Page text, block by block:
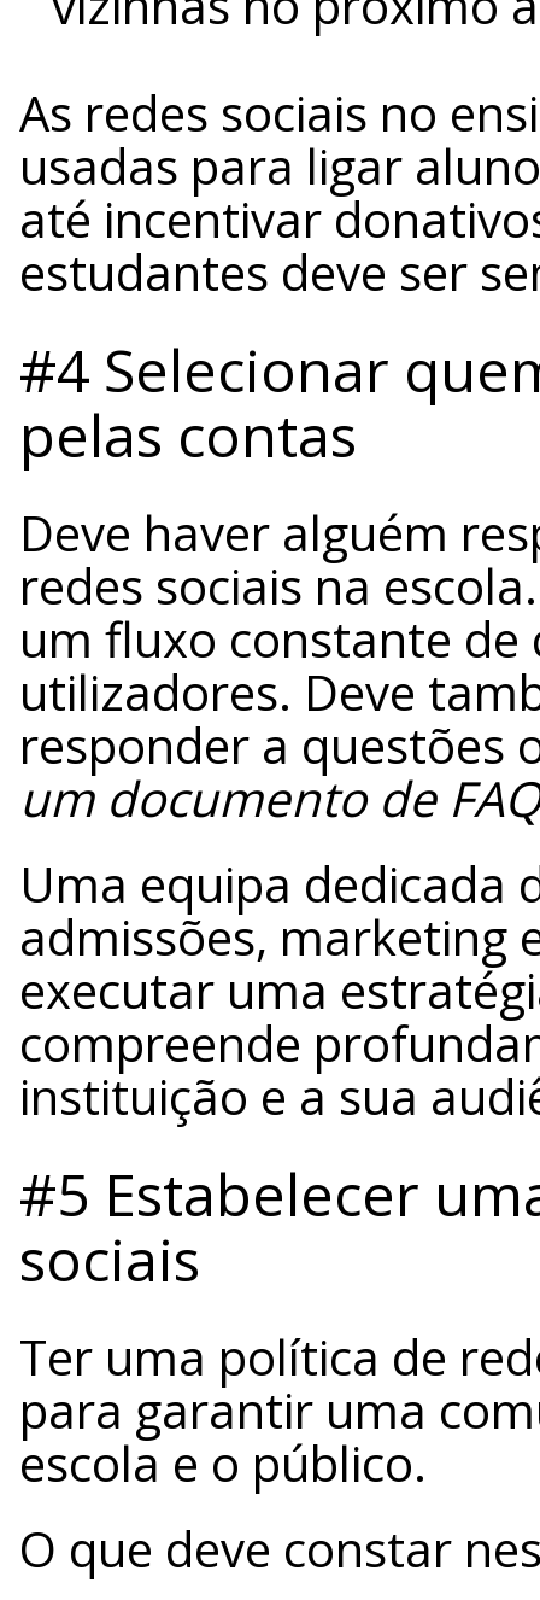
As redes sociais no
usadas para ligar
até incentivar
estudantes deve ser
#4 Selecionar
pelas contas
Deve haver alguém
redes sociais na
um fluxo constante
utilizadores. Deve
responder a questões
um documento de
Uma equipa dedicada
admissões, marketing
executar uma
compreende
instituição e a sua
#5 Estabelecer
sociais
Ter uma política de
para garantir uma
escola e o público.
O que deve constar